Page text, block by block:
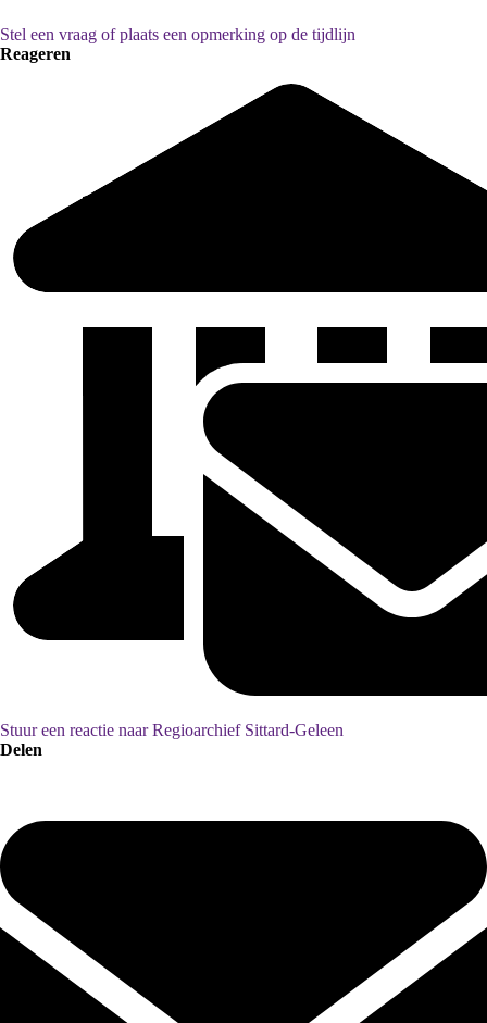
Stel een vraag of plaats een opmerking op de tijdlijn
Reageren
Stuur een reactie naar Regioarchief Sittard-Geleen
Delen